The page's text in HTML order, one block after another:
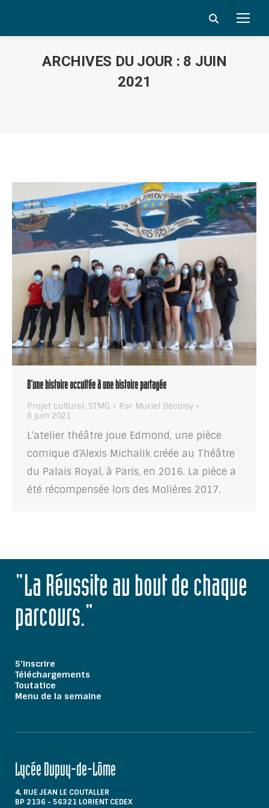
Search:
ARCHIVES DU JOUR : 8 JUIN
2021
D’une histoire occultée à une histoire partagée
Projet culturel, STMG Par Muriel Decoisy
8 juin 2021
L’atelier théâtre joue Edmond, une pièce
comique d’Alexis Michalik créée au Théâtre
du Palais Royal, à Paris, en 2016. La pièce a
été récompensée lors des Molières 2017.
"La Réussite au bout de chaque
parcours."
S'inscrire
Téléchargements
Toutatice
Menu de la semaine
Lycée Dupuy-de-Lôme
4, RUE JEAN LE COUTALLER
BP 2136 - 56321 LORIENT CEDEX